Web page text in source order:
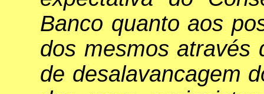
Banco quanto aos
dos mesmos através
de desalavancagem